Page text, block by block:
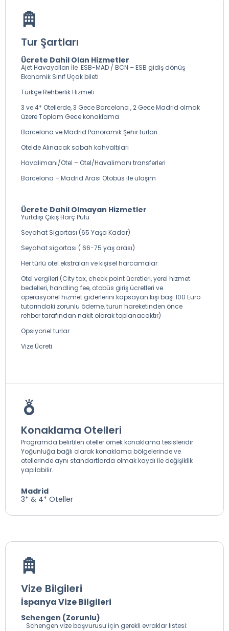
Tur Şartları
Ücrete Dahil Olan Hizmetler
Ajet Havayolları İle ESB-MAD / BCN – ESB gidiş dönüş
Ekonomik Sınıf Uçak bileti
Türkçe Rehberlik Hizmeti
3 ve 4* Otellerde, 3 Gece Barcelona , 2 Gece Madrid olmak
üzere Toplam Gece konaklama
Barcelona ve Madrid Panoramik Şehir turları
Otelde Alınacak sabah kahvaltıları
Havalimanı/Otel – Otel/Havalimanı transferleri
Barcelona – Madrid Arası Otobüs ile ulaşım
Ücrete Dahil Olmayan Hizmetler
Yurtdışı Çıkış Harç Pulu
Seyahat Sigortası (65 Yaşa Kadar)
Seyahat sigortası ( 66-75 yaş arası)
Her türlü otel ekstraları ve kişisel harcamalar
Otel vergileri (City tax, check point ücretleri, yerel hizmet
bedelleri, handling fee, otobüs giriş ücretleri ve
operasyonel hizmet giderlerini kapsayan kişi başı 100 Euro
tutarındaki zorunlu ödeme, turun hareketinden önce
rehber tarafından nakit olarak toplanacaktır)
Opsiyonel turlar
Vize Ücreti
Konaklama Otelleri
Programda belirtilen oteller örnek konaklama tesisleridir.
Yoğunluğa bağlı olarak konaklama bölgelerinde ve
otellerinde aynı standartlarda olmak kaydı ile değişiklik
yapılabilir.
Madrid
3* & 4* Oteller
Vize Bilgileri
İspanya Vize Bilgileri
Schengen (Zorunlu)
Schengen vize başvurusu için gerekli evraklar listesi: